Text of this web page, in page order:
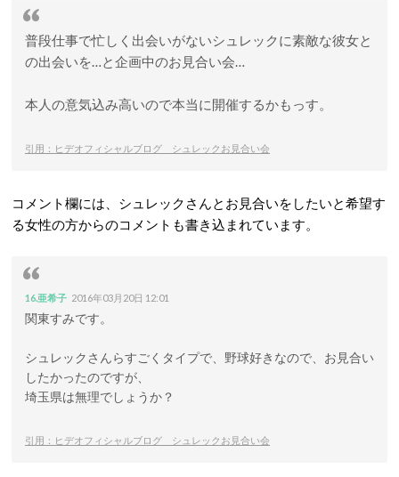
普段仕事で忙しく出会いがないシュレックに素敵な彼女と
の出会いを…と企画中のお見合い会…
本人の意気込み高いので本当に開催するかもっす。
引用：ヒデオフィシャルブログ シュレックお見合い会
コメント欄には、シュレックさんとお見合いをしたいと希望す
る女性の方からのコメントも書き込まれています。
16.亜希子 2016年03月20日 12:01
関東すみです。
シュレックさんらすごくタイプで、野球好きなので、お見合い
したかったのですが、
埼玉県は無理でしょうか？
引用：ヒデオフィシャルブログ シュレックお見合い会